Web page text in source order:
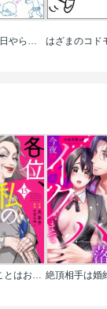
各位､私のことはお構いなく